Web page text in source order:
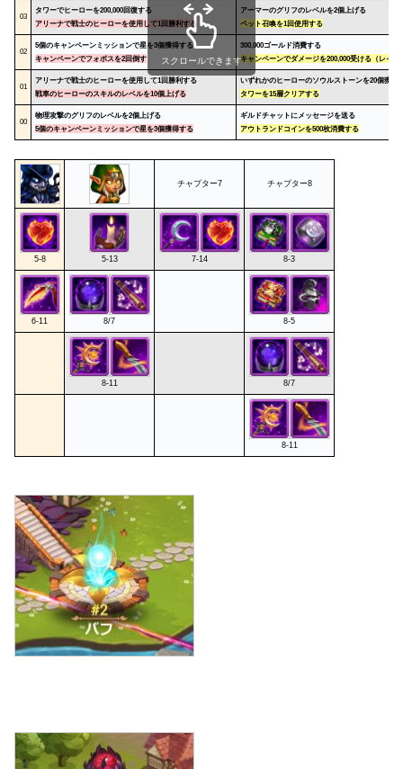
03
タワーでヒーローを200,000回復する
アリーナで戦士のヒーローを使用して1回勝利する
アーマーのグリフのレベルを2個上げる
ペット召喚を1回使用する
02
5個のキャンペーンミッションで星を3個獲得する
キャンペーンでフォボスを2回倒す
300,000ゴールド消費する
キャンペーンでダメージを200,000受ける（レイド
01
アリーナで戦士のヒーローを使用して1回勝利する
戦車のヒーローのスキルのレベルを10個上げる
いずれかのヒーローのソウルストーンを20個獲得
タワーを15層クリアする
00
物理攻撃のグリフのレベルを2個上げる
5個のキャンペーンミッションで星を3個獲得する
ギルドチャットにメッセージを送る
アウトランドコインを500枚消費する
スクロールできます
チャプター7 チャプター8
5-8 5-13 7-14 8-3
6-11 8/7 8-5
8-11 8/7
8-11